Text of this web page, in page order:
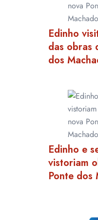
Edinho
das obras
dos
Edinho e
vistoriam
Ponte dos